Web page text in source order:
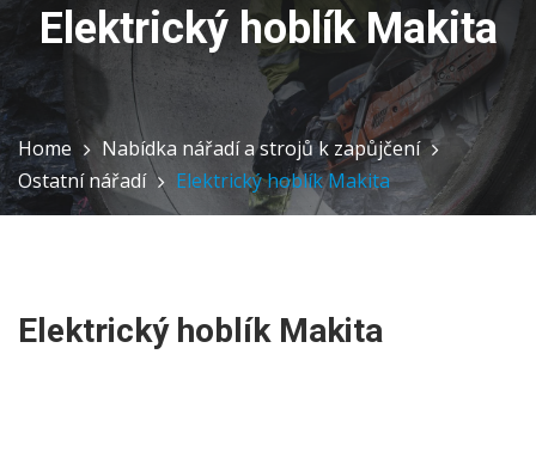
Elektrický hoblík Makita
Home
Nabídka nářadí a strojů k zapůjčení
Ostatní nářadí
Elektrický hoblík Makita
Elektrický hoblík Makita